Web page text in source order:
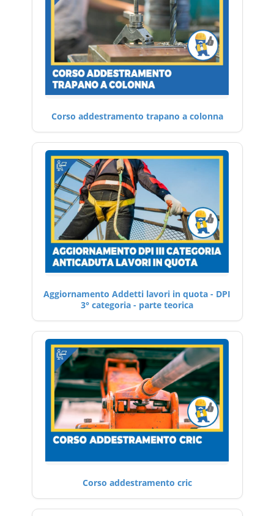
Corso addestramento trapano a colonna
Aggiornamento Addetti lavori in quota - DPI
3° categoria - parte teorica
Corso addestramento cric